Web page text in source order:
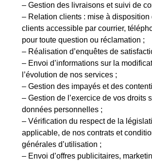
– Gestion des livraisons et suivi de
– Relation clients : mise à disposition
clients accessible par courrier,
pour toute question ou réclamation ;
– Réalisation d’enquêtes de
– Envoi d’informations sur la
l’évolution de nos services ;
– Gestion des impayés et des
– Gestion de l’exercice de vos droits
données personnelles ;
– Vérification du respect de la
applicable, de nos contrats et
générales d’utilisation ;
– Envoi d’offres publicitaires,